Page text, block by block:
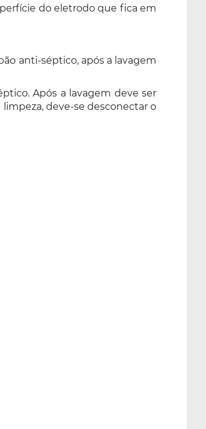
do eletrodo que fica em
anti-séptico, após a lavagem
Após a lavagem deve ser
deve-se desconectar o